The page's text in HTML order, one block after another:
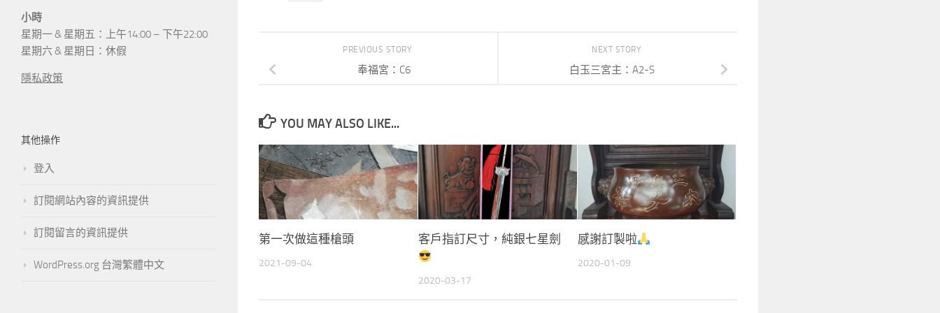
NEXT STORY
白玉三宮主：A2-S
PREVIOUS STORY
奉福宮：C6
YOU MAY ALSO LIKE...
第一次做這種槍頭
2021-09-04
客戶指訂尺寸，純銀七星劍
2020-03-17
感謝訂製啦
2020-01-09
小時
星期一 & 星期五：上午14:00 – 下午22:00
星期六 & 星期日：休假
隱私政策
其他操作
登入
訂閱網站內容的資訊提供
訂閱留言的資訊提供
WordPress.org 台灣繁體中文